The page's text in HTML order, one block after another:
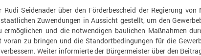
Seidenader über den Förderbescheid der Regierung
Zuwendungen in Aussicht gestellt, um den
ermöglichen und die notwendigen baulichen Maßnahmen
zu bringen und die Standortbedingungen für die
Weiter informierte der Bürgermeister über den